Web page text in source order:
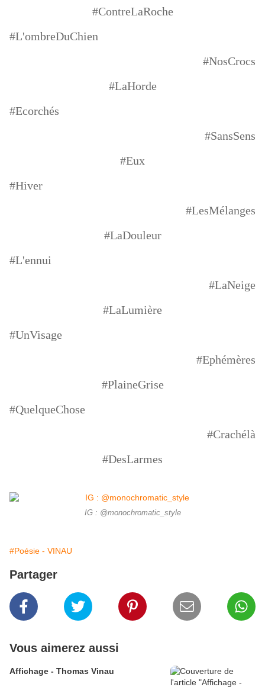
#ContreLaRoche
#L'ombreDuChien
#NosCrocs
#LaHorde
#Ecorchés
#SansSens
#Eux
#Hiver
#LesMélanges
#LaDouleur
#L'ennui
#LaNeige
#LaLumière
#UnVisage
#Ephémères
#PlaineGrise
#QuelqueChose
#Crachélà
#DesLarmes
IG : @monochromatic_style
#Poésie - VINAU
Partager
Vous aimerez aussi
Affichage - Thomas Vinau